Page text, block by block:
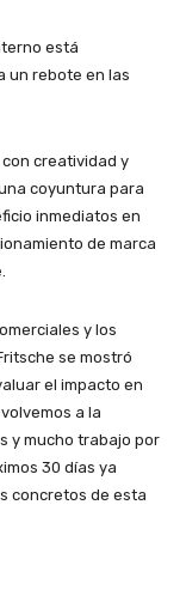
está
un rebote en las
creatividad y
coyuntura para
inmediatos en
de marca
y los
se mostró
el impacto en
a la
y mucho trabajo por
30 días ya
concretos de esta